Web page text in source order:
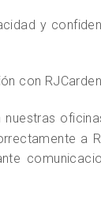
y
con
a